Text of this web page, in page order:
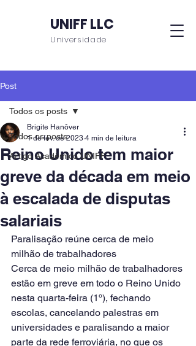
UNIFF LLC
Universidade
Post
Todos os posts
Artigo Acadêmico UNIFF
Todos os posts
Reino Unido tem maior
greve da década em meio
à escalada de disputas
salariais
Brigite Hanôver
1 de fev. de 2023 4 min de leitura
Paralisação reúne cerca de meio
milhão de trabalhadores
Cerca de meio milhão de trabalhadores
estão em greve em todo o Reino Unido
nesta quarta-feira (1º), fechando
escolas, cancelando palestras em
universidades e paralisando a maior
parte da rede ferroviária, no que os